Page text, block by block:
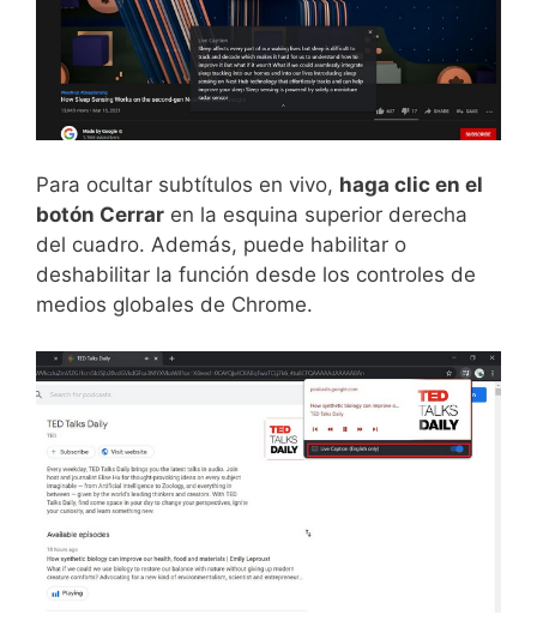
Para ocultar subtítulos en vivo, haga clic en el
botón Cerrar en la esquina superior derecha
del cuadro. Además, puede habilitar o
deshabilitar la función desde los controles de
medios globales de Chrome.